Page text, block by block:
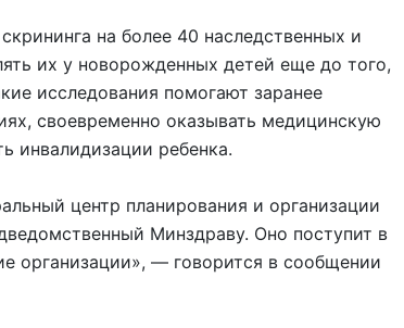
на более 40 наследственных и
их у новорожденных детей еще до того,
исследования помогают заранее
своевременно оказывать медицинскую
инвалидизации ребенка.
центр планирования и организации
Минздраву. Оно поступит в
организации», — говорится в сообщении